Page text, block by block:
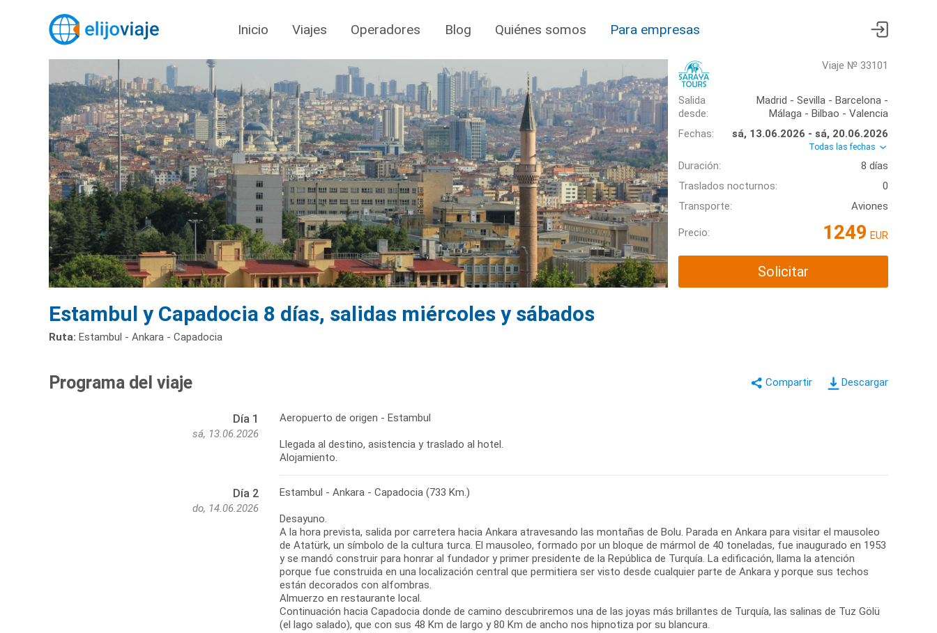
Inicio Viajes Operadores Blog Quiénes somos Para empresas
Viaje № 33101
Salida
desde:
Madrid - Sevilla - Barcelona -
Málaga - Bilbao - Valencia
Fechas:
sá, 13.06.2026 - sá, 20.06.2026
Todas las fechas
Duración:
8 días
Traslados nocturnos:
0
Transporte:
Aviones
Precio: 1249 EUR
Solicitar
Estambul y Capadocia 8 días, salidas miércoles y sábados
Ruta: Estambul - Ankara - Capadocia
Descargar
Programa del viaje
Día 1
sá, 13.06.2026
Aeropuerto de origen - Estambul
Llegada al destino, asistencia y traslado al hotel.
Alojamiento.
Día 2
do, 14.06.2026
Estambul - Ankara - Capadocia (733 Km.)
Desayuno.
A la hora prevista, salida por carretera hacia Ankara atravesando las montañas de Bolu. Parada en Ankara para visitar el mausoleo
de Atatürk, un símbolo de la cultura turca. El mausoleo, formado por un bloque de mármol de 40 toneladas, fue inaugurado en 1953
y se mandó construir para honrar al fundador y primer presidente de la República de Turquía. La edificación, llama la atención
porque fue construida en una localización central que permitiera ser visto desde cualquier parte de Ankara y porque sus techos
están decorados con alfombras.
Almuerzo en restaurante local.
Continuación hacia Capadocia donde de camino descubriremos una de las joyas más brillantes de Turquía, las salinas de Tuz Gölü
(el lago salado), que con sus 48 Km de largo y 80 Km de ancho nos hipnotiza por su blancura.